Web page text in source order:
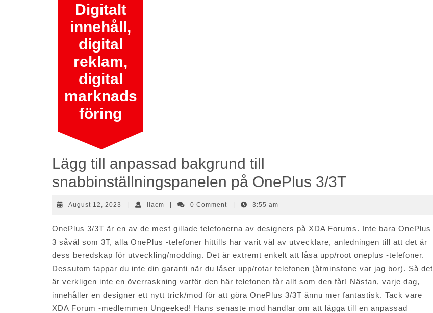
Digitalt
innehåll,
digital
reklam,
digital
marknads
föring
Lägg till anpassad bakgrund till
snabbinställningspanelen på OnePlus 3/3T
August 12, 2023 August
ilacmilacm 0 Comment 3:55 am
OnePlus 3/3T är en av de mest gillade telefonerna av designers på XDA Forums. Inte bara OnePlus
3 såväl som 3T, alla OnePlus -telefoner hittills har varit väl av utvecklare, anledningen till att det är
dess beredskap för utveckling/modding. Det är extremt enkelt att låsa upp/root oneplus -telefoner.
Dessutom tappar du inte din garanti när du låser upp/rotar telefonen (åtminstone var jag bor). Så det
är verkligen inte en överraskning varför den här telefonen får allt som den får! Nästan, varje dag,
innehåller en designer ett nytt trick/mod för att göra OnePlus 3/3T ännu mer fantastisk. Tack vare
XDA Forum -medlemmen Ungeeked! Hans senaste mod handlar om att lägga till en anpassad